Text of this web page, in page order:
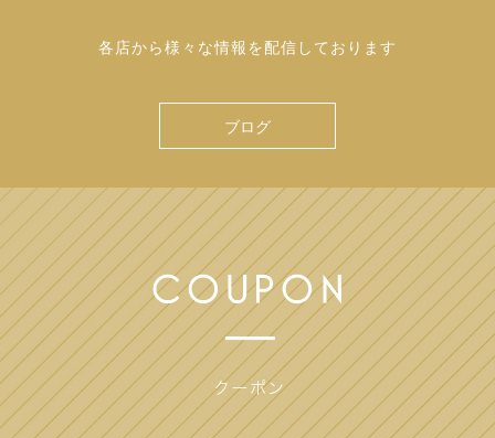
各店から様々な情報を配信しております
ブログ